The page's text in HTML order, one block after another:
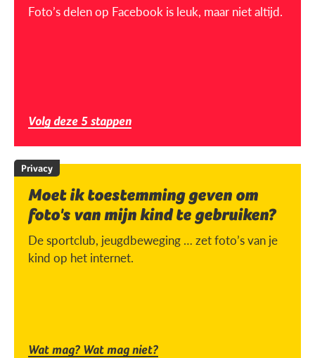
Foto’s delen op Facebook is leuk, maar niet altijd.
Volg deze 5 stappen
Privacy
Moet ik toestemming geven om
foto's van mijn kind te gebruiken?
De sportclub, jeugdbeweging … zet foto’s van je
kind op het internet.
Wat mag? Wat mag niet?